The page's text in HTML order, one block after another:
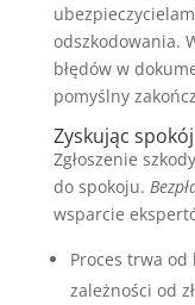
odszkodowania.
błędów w
pomyślny
Zyskując
Zgłoszenie
do spokoju.
wsparcie
Proces trwa
zależności od